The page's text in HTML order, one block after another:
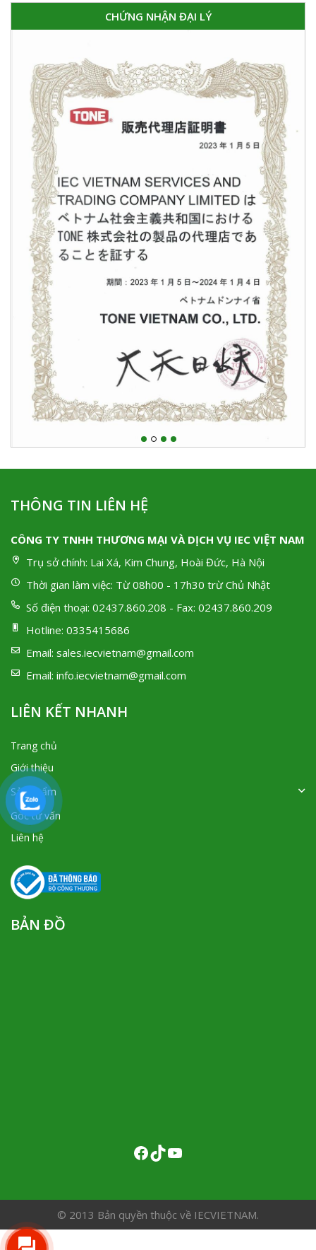
CHỨNG NHẬN ĐẠI LÝ
THÔNG TIN LIÊN HỆ
CÔNG TY TNHH THƯƠNG MẠI VÀ DỊCH VỤ IEC VIỆT NAM
Trụ sở chính: Lai Xá, Kim Chung, Hoài Đức, Hà Nội
Thời gian làm việc: Từ 08h00 - 17h30 trừ Chủ Nhật
Số điện thoại: 02437.860.208 - Fax: 02437.860.209
Hotline: 0335415686
Email: sales.iecvietnam@gmail.com
Email: info.iecvietnam@gmail.com
LIÊN KẾT NHANH
Trang chủ
Giới thiệu
Sản phẩm
Góc tư vấn
Liên hệ
BẢN ĐỒ
© 2013 Bản quyền thuộc về IECVIETNAM.